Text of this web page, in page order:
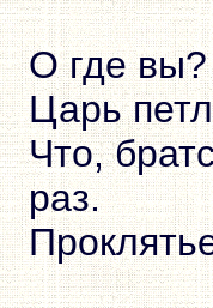
О где
Царь
Что,
раз.